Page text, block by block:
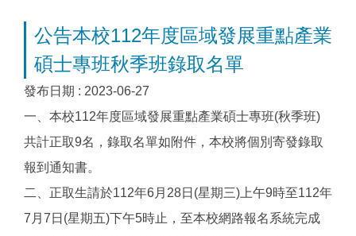
公告本校112年度區域發展重點產業
碩士專班秋季班錄取名單
發布日期 : 2023-06-27
一、本校112年度區域發展重點產業碩士專班(秋季班)
共計正取9名，錄取名單如附件，本校將個別寄發錄取
報到通知書。
二、正取生請於112年6月28日(星期三)上午9時至112年
7月7日(星期五)下午5時止，至本校網路報名系統完成